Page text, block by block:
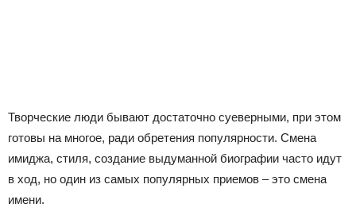
Творческие люди бывают достаточно суеверными, при этом
готовы на многое, ради обретения популярности. Смена
имиджа, стиля, создание выдуманной биографии часто идут
в ход, но один из самых популярных приемов – это смена
имени.